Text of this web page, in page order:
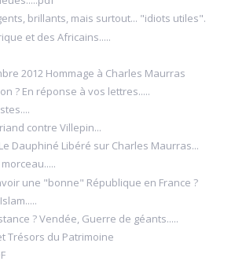
brillants, mais surtout... "idiots utiles".
et des Africains.....
2012 Hommage à Charles Maurras
? En réponse à vos lettres.....
contre Villepin...
Dauphiné Libéré sur Charles Maurras...
une "bonne" République en France ?
? Vendée, Guerre de géants.....
Trésors du Patrimoine